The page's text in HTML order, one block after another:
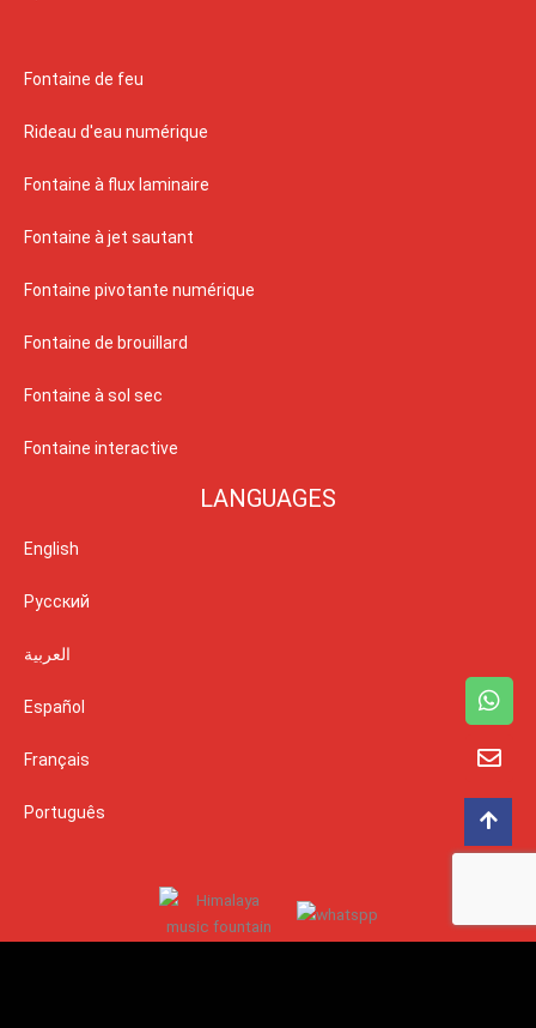
Fontaine de feu
Rideau d'eau numérique
Fontaine à flux laminaire
Fontaine à jet sautant
Fontaine pivotante numérique
Fontaine de brouillard
Fontaine à sol sec
Fontaine interactive
LANGUAGES
English
Русский
العربية
Español
Français
Português